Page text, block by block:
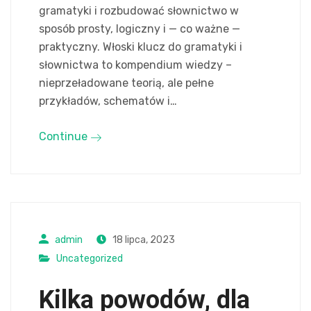
gramatyki i rozbudować słownictwo w
sposób prosty, logiczny i — co ważne —
praktyczny. Włoski klucz do gramatyki i
słownictwa to kompendium wiedzy –
nieprzeładowane teorią, ale pełne
przykładów, schematów i…
Continue
admin
18 lipca, 2023
Uncategorized
Kilka powodów, dla